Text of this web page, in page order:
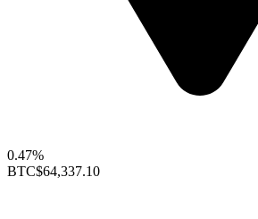
0.47%
BTC$64,337.10